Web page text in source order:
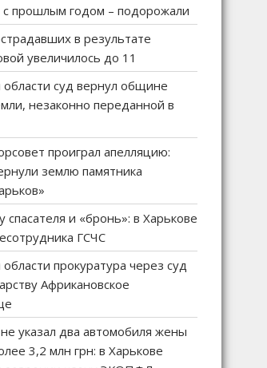
прошлым годом – подорожали
в результате
увеличилось до 11
области суд вернул общине
незаконно переданной в
проиграл апелляцию:
землю памятника
и «бронь»: в Харькове
ГСЧС
прокуратура через суд
Африкановское
указал два автомобиля жены
3,2 млн грн: в Харькове